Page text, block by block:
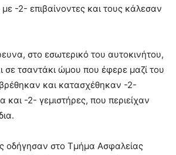
-2- επιβαίνοντες και τους κάλεσαν
στο εσωτερικό του αυτοκινήτου,
σε τσαντάκι ώμου που έφερε μαζί του
και κατασχέθηκαν -2-
και -2- γεμιστήρες, που περιείχαν
οδήγησαν στο Τμήμα Ασφαλείας